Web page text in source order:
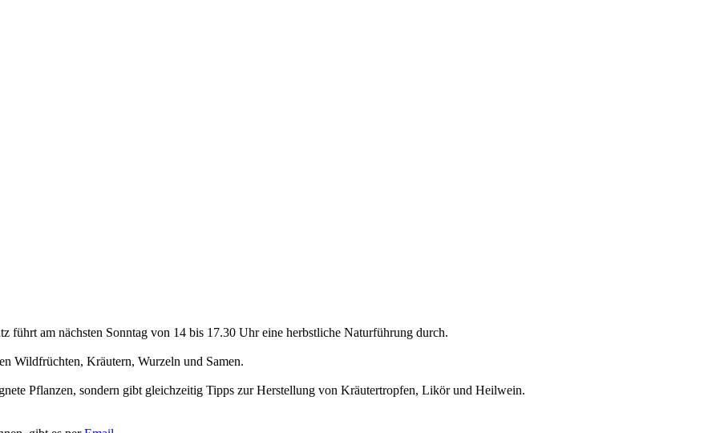
führt am nächsten Sonntag von 14 bis 17.30 Uhr eine herbstliche Naturführung durch.
Wildfrüchten, Kräutern, Wurzeln und Samen.
Pflanzen, sondern gibt gleichzeitig Tipps zur Herstellung von Kräutertropfen, Likör und Heilwein.